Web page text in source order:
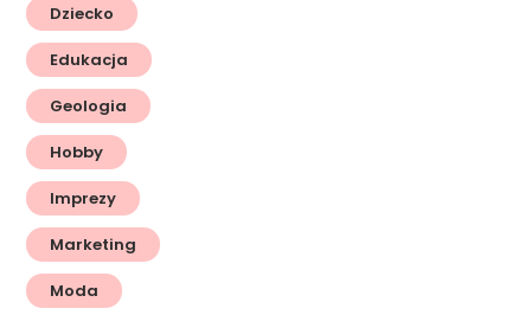
Dziecko
Edukacja
Geologia
Hobby
Imprezy
Marketing
Moda